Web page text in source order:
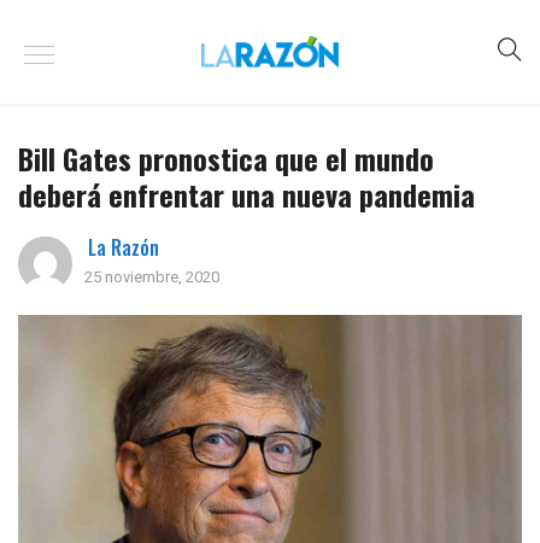
Bill Gates pronostica que el mundo
deberá enfrentar una nueva pandemia
La Razón
25 noviembre, 2020